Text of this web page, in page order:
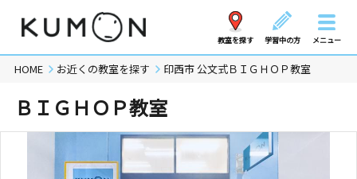
教室を探す 学習中の方 メニュー
HOME お近くの教室を探す 印西市 公文式ＢＩＧＨＯＰ教室
ＢＩＧＨＯＰ教室